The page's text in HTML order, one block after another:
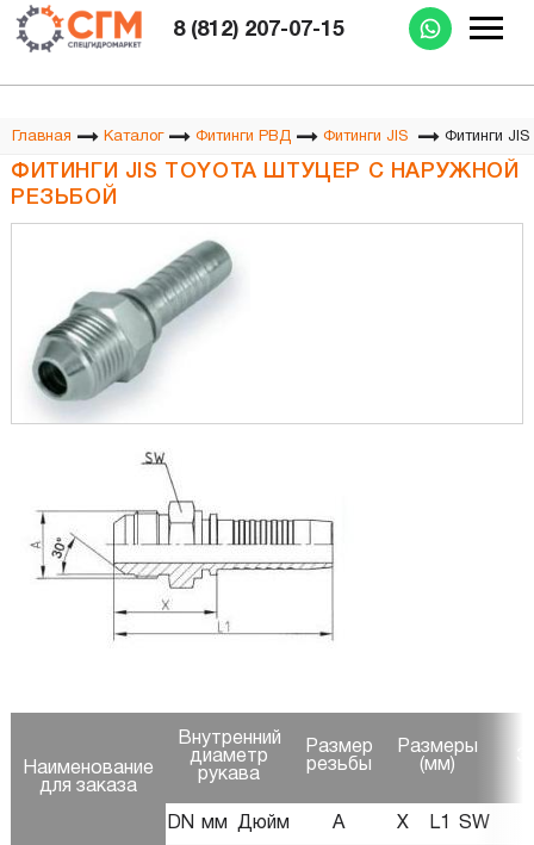
8 (812) 207-07-15
Изготовление РВД при Вас за 15 минут
Главная Каталог Фитинги РВД Фитинги JIS Фитинги
ФИТИНГИ JIS TOYOTA ШТУЦЕР С НАРУЖНОЙ
РЕЗЬБОЙ
Наименование
для заказа
Внутренний
диаметр
рукава
Размер
резьбы
Размеры
(мм)
DN мм Дюйм A X L1 SW